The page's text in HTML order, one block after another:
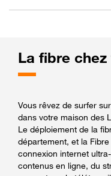
La fibre chez
Vous rêvez de surfer
dans votre maison des
Le déploiement de la
département, et la
connexion internet
contenus en ligne, du